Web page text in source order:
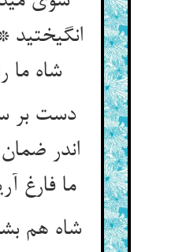
شاه ما
دست بر
اندر
ما فارغ
شاه هم